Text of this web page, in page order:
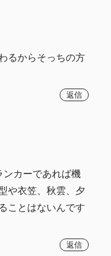
るからそっちの方
返信
ンカーであれば機
や衣笠、秋雲、夕
ことはないんです
返信